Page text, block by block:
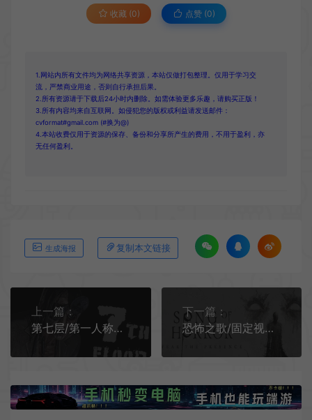
收藏 (0) 点赞 (0)
1.网站内所有文件均为网络共享资源，本站仅做打包整理。仅用于学习交
流，严禁商业用途，否则自行承担后果。
2.所有资源请于下载后24小时内删除。如需体验更多乐趣，请购买正版！
3.所有内容均来自互联网。如侵犯您的版权或利益请发送邮件：
cvformat#gmail.com (#换为@)
4.本站收费仅用于资源的保存、备份和分享所产生的费用，不用于盈利，亦
无任何盈利。
生成海报 复制本文链接
上一篇：
第七层/第一人称恐怖解谜游戏 7th Floor 下载
下一篇：
恐怖之歌/固定视角生存类恐怖冒险游戏 Song of Horror 下载